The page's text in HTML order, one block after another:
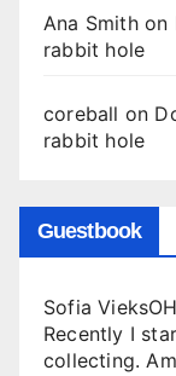
Ana Smithon
rabbit hole
coreball on
rabbit hole
Guestbook
Sofia VieksOH
Recently I
collecting.